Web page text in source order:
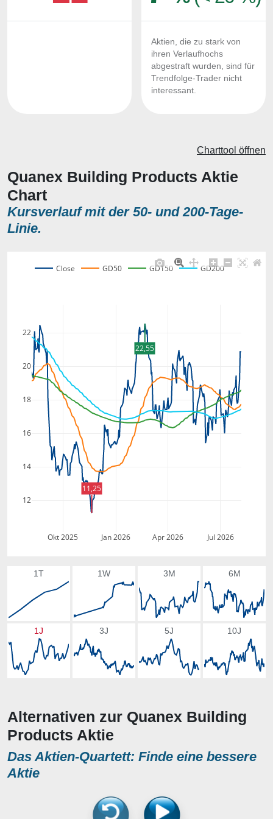
Aktien, die zu stark von
ihren Verlaufhochs
abgestraft wurden, sind für
Trendfolge-Trader nicht
interessant.
Quanex Building Products Aktie
Chart
Kursverlauf mit der 50- und 200-Tage-
Linie.
Charttool öffnen
Okt 2025 Jan 2026 Apr 2026 Jul 2026
12
14
16
18
20
22
Close GD50 GD150 GD200
22,55
11,25
1T 1W 3M 6M
1J 3J 5J 10J
Alternativen zur Quanex Building
Products Aktie
Das Aktien-Quartett: Finde eine bessere
Aktie